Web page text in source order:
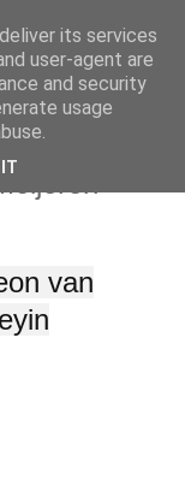
-
van
its services
user-agent are
and security
usage